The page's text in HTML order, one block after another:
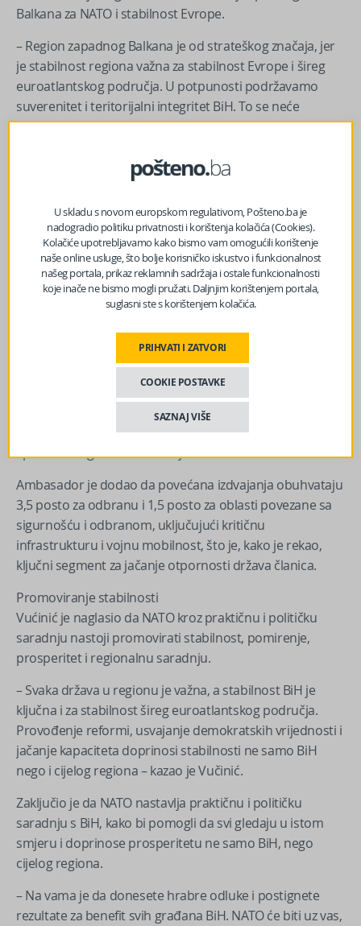
Balkana za NATO i stabilnost Evrope.
– Region zapadnog Balkana je od strateškog značaja, jer
je stabilnost regiona važna za stabilnost Evrope i šireg
euroatlantskog područja. U potpunosti podržavamo
suverenitet i teritorijalni integritet BiH. To se neće
promijeniti i nećemo dozvoliti sigurnosni vakum. Ovo nije
Daytonom i ustavnim poretkom za nas nisu prihvatljive –
rekao je Vućinić, dodajući da NATO svakodnevno
sarađuje s EUFOR-om kako bi bio spreman na svaki
potencijalni sigurnosni izazov.
U kontekstu rata u Ukrajini i globalnih napetosti, Vućinić
je pojasnio da su saveznici na nedavnom NATO samitu u
Hagu odlučili napraviti veliki skok u izdvajanjima za
– Odbrana i odvraćanje su temelj našeg saveza, a
povećana izdvajanja nam omogućavaju jačanje
ne odnosi samo na vojnu moć, projekcija snage šalje
jasnu poruku potencijalnim agresorima i NATO je
spreman odgovoriti – kazao je.
Ambasador je dodao da povećana izdvajanja obuhvataju
3,5 posto za odbranu i 1,5 posto za oblasti povezane sa
sigurnošću i odbranom, uključujući kritičnu
infrastrukturu i vojnu mobilnost, što je, kako je rekao,
ključni segment za jačanje otpornosti država članica.
Promoviranje stabilnosti
Vućinić je naglasio da NATO kroz praktičnu i političku
saradnju nastoji promovirati stabilnost, pomirenje,
prosperitet i regionalnu saradnju.
– Svaka država u regionu je važna, a stabilnost BiH je
ključna i za stabilnost šireg euroatlantskog područja.
Provođenje reformi, usvajanje demokratskih vrijednosti i
jačanje kapaciteta doprinosi stabilnosti ne samo BiH
nego i cijelog regiona – kazao je Vučinić.
Zaključio je da NATO nastavlja praktičnu i političku
saradnju s BiH, kako bi pomogli da svi gledaju u istom
smjeru i doprinose prosperitetu ne samo BiH, nego
cijelog regiona.
– Na vama je da donesete hrabre odluke i postignete
rezultate za benefit svih građana BiH. NATO će biti uz vas,
U skladu s novom europskom regulativom, Pošteno.ba je
nadogradio politiku privatnosti i korištenja kolačića (Cookies).
Kolačiće upotrebljavamo kako bismo vam omogućili korištenje
naše online usluge, što bolje korisničko iskustvo i funkcionalnost
našeg portala, prikaz reklamnih sadržaja i ostale funkcionalnosti
koje inače ne bismo mogli pružati. Daljnjim korištenjem portala,
suglasni ste s korištenjem kolačića.
PRIHVATI I ZATVORI
COOKIE POSTAVKE
SAZNAJ VIŠE